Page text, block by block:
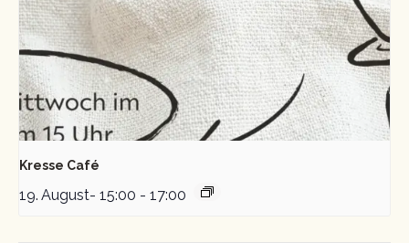
Kresse Café
19. August- 15:00 - 17:00